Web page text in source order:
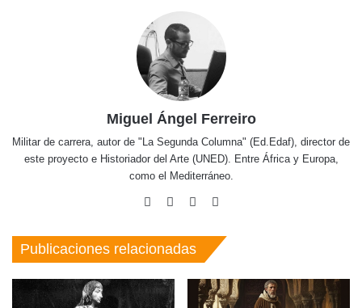
Miguel Ángel Ferreiro
Militar de carrera, autor de "La Segunda Columna" (Ed.Edaf), director de
este proyecto e Historiador del Arte (UNED). Entre África y Europa,
como el Mediterráneo.
Facebook
X Pinterest
Publicaciones relacionadas